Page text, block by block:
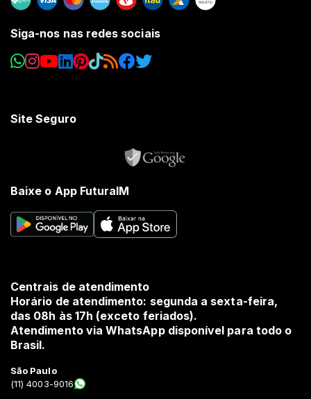
Siga-nos nas redes sociais
Site Seguro
Baixe o App FuturaIM
Centrais de atendimento
Horário de atendimento: segunda a sexta-feira,
das 08h às 17h (exceto feriados).
Atendimento via WhatsApp disponível para todo o
Brasil.
São Paulo
(11) 4003-9016